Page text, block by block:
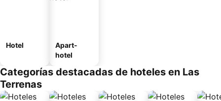
Hotel
Apart-
hotel
Categorías destacadas de hoteles en Las
Terrenas